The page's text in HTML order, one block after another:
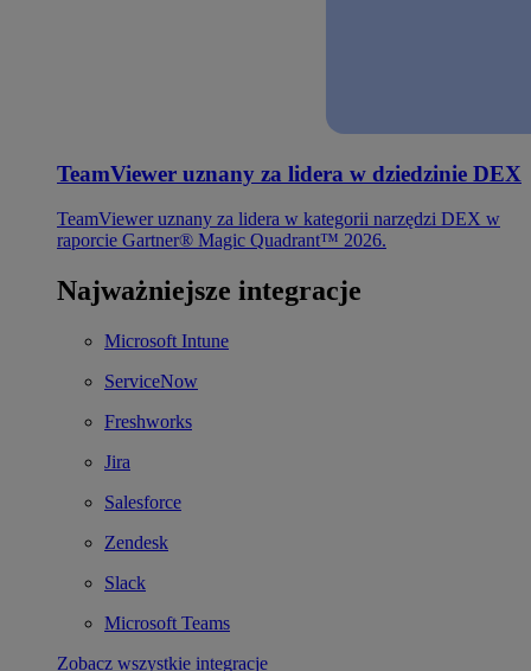
TeamViewer uznany za lidera w dziedzinie DEX
TeamViewer uznany za lidera w kategorii narzędzi DEX w
raporcie Gartner® Magic Quadrant™ 2026.
Najważniejsze integracje
Microsoft Intune
ServiceNow
Freshworks
Jira
Salesforce
Zendesk
Slack
Microsoft Teams
Zobacz wszystkie integracje